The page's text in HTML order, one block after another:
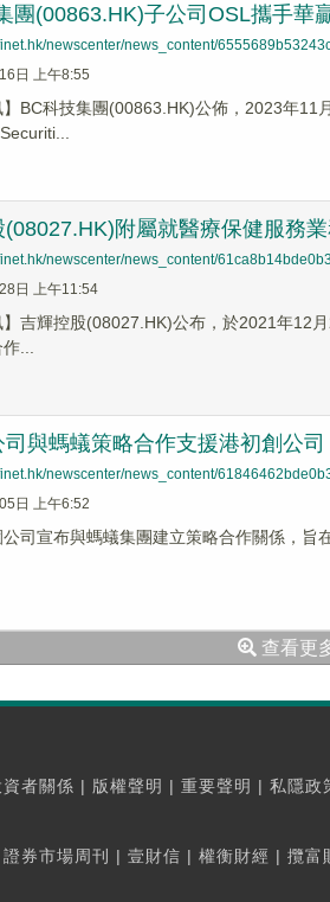
團(00863.HK)子公司OSL攜手華
newscenter/news_content/
日 上午8:55
】BC科技集團(00863.HK)公佈，2023年
(08027.HK)附屬就醫療保健服務
newscenter/news_content/
日 上午11:54
】吉輝控股(08027.HK)公布，於2021年12
...
與螞蟻策略合作支援港初創公司
newscenter/news_content/
日 上午6:52
司宣布與螞蟻集團建立策略合作關係，旨
查看更
資者關係 | 版權聲明 | 重要聲明 | 私隱政
證券市場周刊 | 壹財信 | 權衡財經 | 攬富